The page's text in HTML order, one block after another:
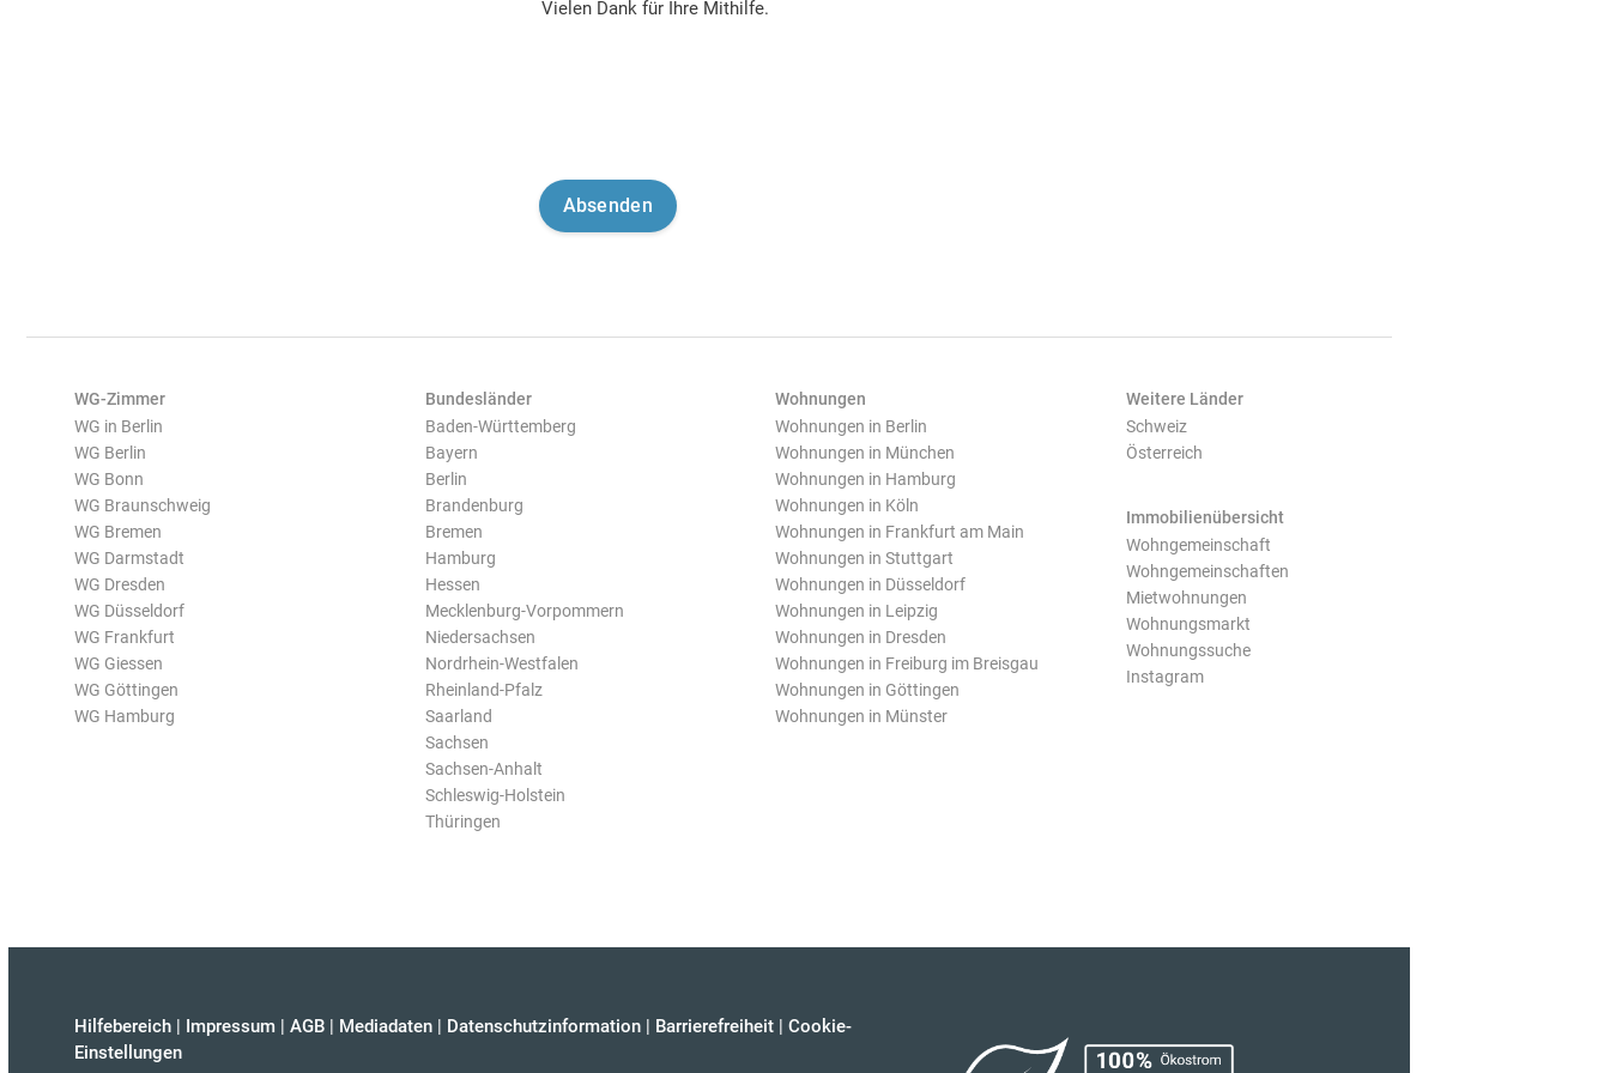
Vielen Dank für Ihre Mithilfe.
WG-Zimmer
WG in Berlin
WG Berlin
WG Bonn
WG Braunschweig
WG Bremen
WG Darmstadt
WG Dresden
WG Düsseldorf
WG Frankfurt
WG Giessen
WG Göttingen
WG Hamburg
Bundesländer
Baden-Württemberg
Bayern
Berlin
Brandenburg
Bremen
Hamburg
Hessen
Mecklenburg-Vorpommern
Niedersachsen
Nordrhein-Westfalen
Rheinland-Pfalz
Saarland
Sachsen
Sachsen-Anhalt
Schleswig-Holstein
Thüringen
Wohnungen
Wohnungen in Berlin
Wohnungen in München
Wohnungen in Hamburg
Wohnungen in Köln
Wohnungen in Frankfurt am Main
Wohnungen in Stuttgart
Wohnungen in Düsseldorf
Wohnungen in Leipzig
Wohnungen in Dresden
Wohnungen in Freiburg im Breisgau
Wohnungen in Göttingen
Wohnungen in Münster
Weitere Länder
Schweiz
Österreich
Immobilienübersicht
Wohngemeinschaft
Wohngemeinschaften
Mietwohnungen
Wohnungsmarkt
Wohnungssuche
Instagram
Hilfebereich | Impressum | AGB | Mediadaten | Datenschutzinformation | Barrierefreiheit | Cookie-
Einstellungen